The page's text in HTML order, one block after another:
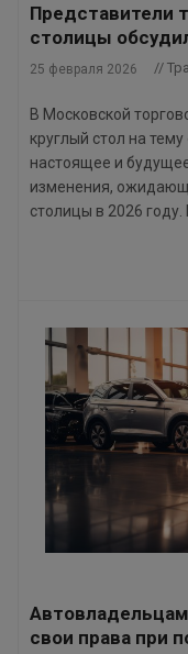
Представители
столицы
25 февраля 2026 //
В Московской
круглый стол на
настоящее и
изменения,
столицы в 2026 году.
свои права при